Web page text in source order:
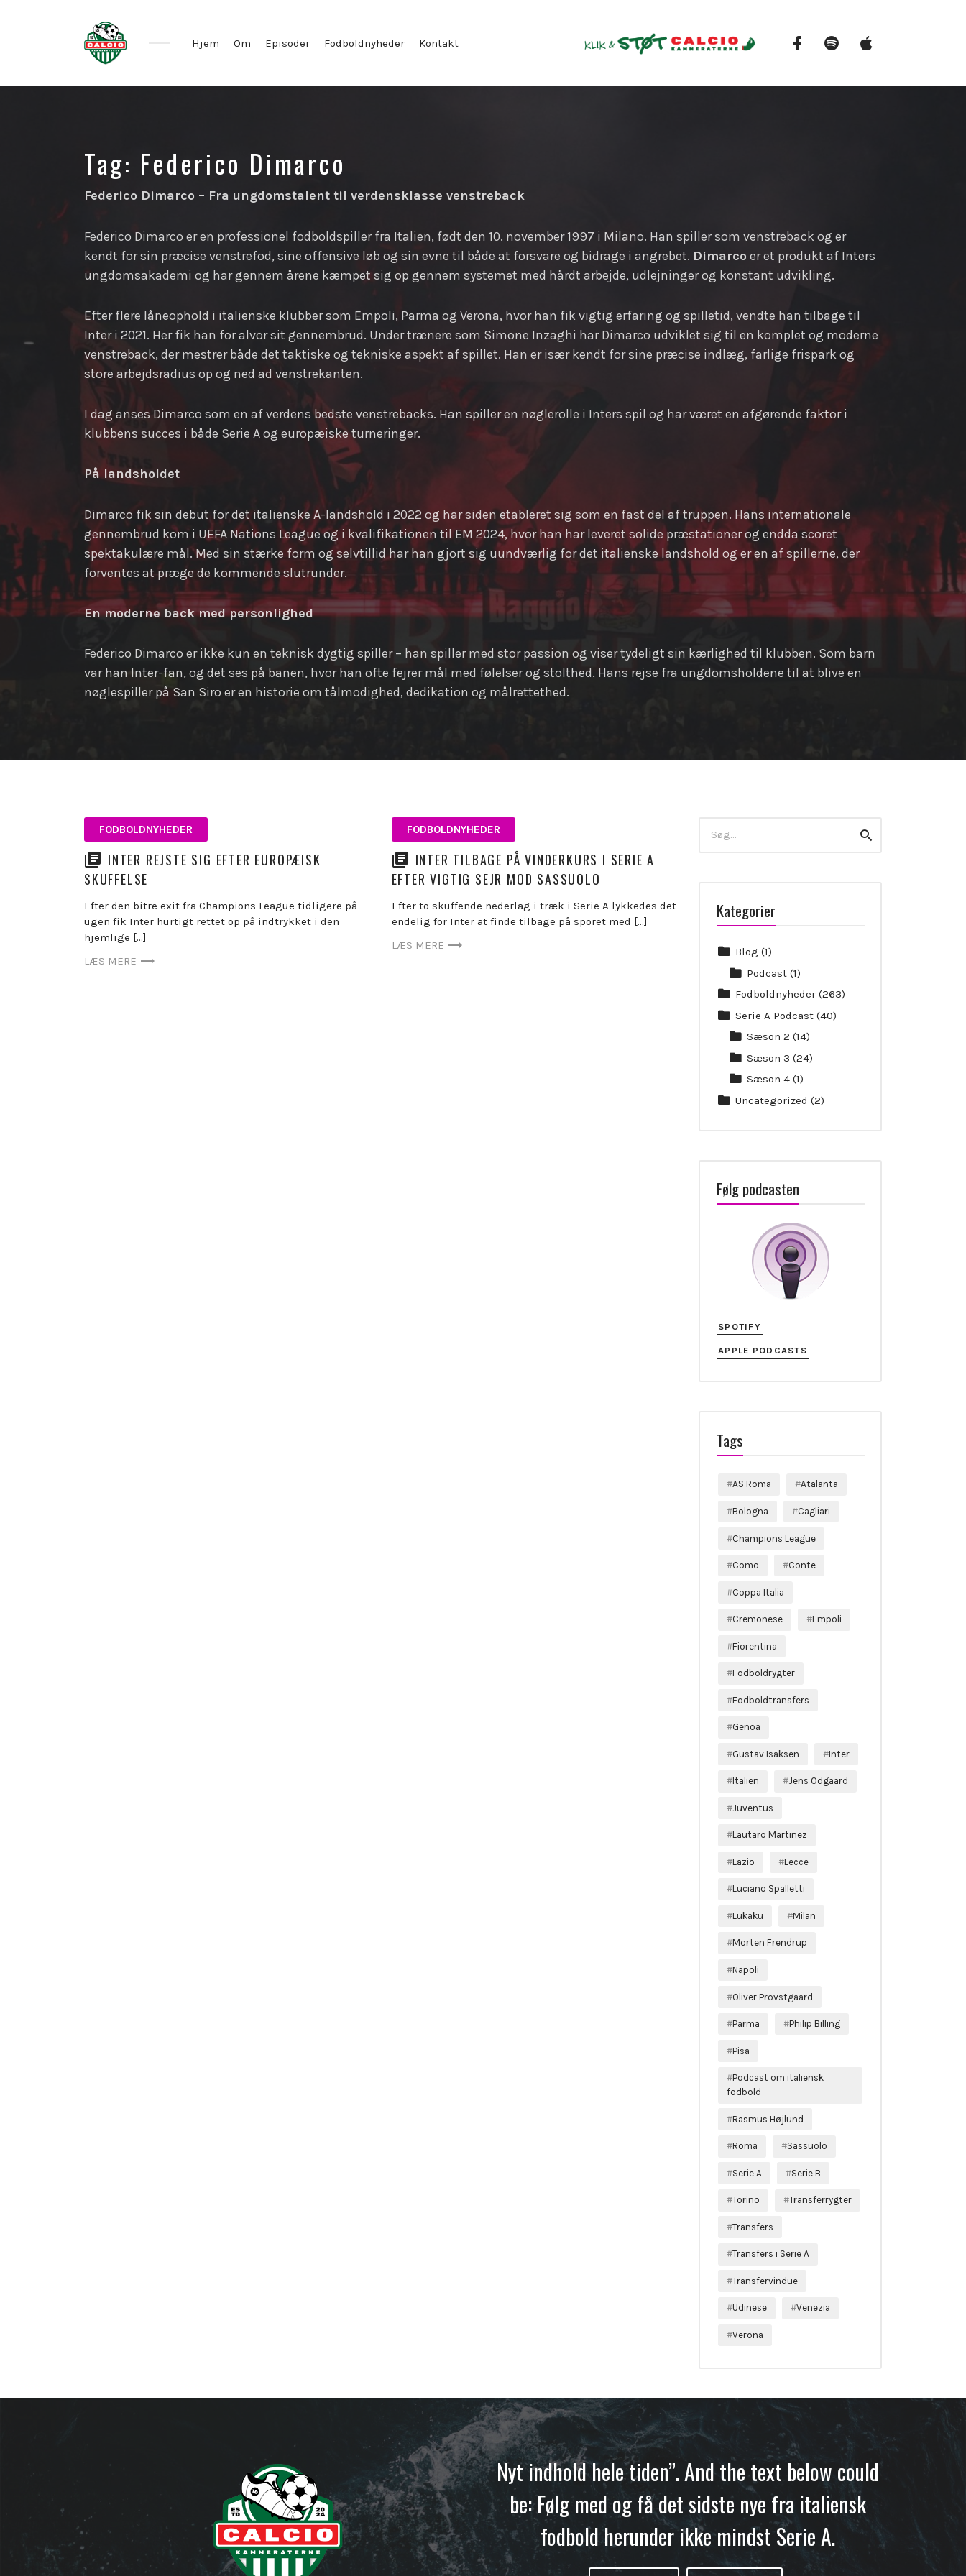
Hjem Om Episoder Fodboldnyheder Kontakt FacebookSpotify
Tag: Federico Dimarco
Federico Dimarco – Fra ungdomstalent til verdensklasse venstreback
Federico Dimarco er en professionel fodboldspiller fra Italien, født den 10. november 1997 i Milano. Han spiller som venstreback og er
kendt for sin præcise venstrefod, sine offensive løb og sin evne til både at forsvare og bidrage i angrebet. Dimarco er et produkt af Inters
ungdomsakademi og har gennem årene kæmpet sig op gennem systemet med hårdt arbejde, udlejninger og konstant udvikling.
Efter flere låneophold i italienske klubber som Empoli, Parma og Verona, hvor han fik vigtig erfaring og spilletid, vendte han tilbage til
Inter i 2021. Her fik han for alvor sit gennembrud. Under trænere som Simone Inzaghi har Dimarco udviklet sig til en komplet og moderne
venstreback, der mestrer både det taktiske og tekniske aspekt af spillet. Han er især kendt for sine præcise indlæg, farlige frispark og
store arbejdsradius op og ned ad venstrekanten.
I dag anses Dimarco som en af verdens bedste venstrebacks. Han spiller en nøglerolle i Inters spil og har været en afgørende faktor i
klubbens succes i både Serie A og europæiske turneringer.
På landsholdet
Dimarco fik sin debut for det italienske A-landshold i 2022 og har siden etableret sig som en fast del af truppen. Hans internationale
gennembrud kom i UEFA Nations League og i kvalifikationen til EM 2024, hvor han har leveret solide præstationer og endda scoret
spektakulære mål. Med sin stærke form og selvtillid har han gjort sig uundværlig for det italienske landshold og er en af spillerne, der
forventes at præge de kommende slutrunder.
En moderne back med personlighed
Federico Dimarco er ikke kun en teknisk dygtig spiller – han spiller med stor passion og viser tydeligt sin kærlighed til klubben. Som barn
var han Inter-fan, og det ses på banen, hvor han ofte fejrer mål med følelser og stolthed. Hans rejse fra ungdomsholdene til at blive en
nøglespiller på San Siro er en historie om tålmodighed, dedikation og målrettethed.
FODBOLDNYHEDER
INTER REJSTE SIG EFTER EUROPÆISK
SKUFFELSE
Efter den bitre exit fra Champions League tidligere på
ugen fik Inter hurtigt rettet op på indtrykket i den
hjemlige […]
LÆS MERE
FODBOLDNYHEDER
INTER TILBAGE PÅ VINDERKURS I SERIE A
EFTER VIGTIG SEJR MOD SASSUOLO
Efter to skuffende nederlag i træk i Serie A lykkedes det
endelig for Inter at finde tilbage på sporet med […]
LÆS MERE
for:
Search
Kategorier
Blog (1)
Podcast (1)
Fodboldnyheder(263)
Serie A Podcast(40)
Sæson 2 (14)
Sæson 3 (24)
Sæson 4 (1)
Uncategorized (2)
Følg podcasten
SPOTIFY
APPLE PODCASTS
Tags
AS Roma Atalanta
Bologna Cagliari
Champions League
Como Conte
Coppa Italia
Cremonese Empoli
Fiorentina
Fodboldrygter
Fodboldtransfers
Genoa
Gustav Isaksen Inter
Italien Jens Odgaard
Juventus
Lautaro Martinez
Lazio Lecce
Luciano Spalletti
Lukaku Milan
Morten Frendrup
Napoli
Oliver Provstgaard
Parma Philip Billing
Pisa
Podcast om italiensk
fodbold
Rasmus Højlund
Roma Sassuolo
Serie A Serie B
Torino Transferrygter
Transfers
Transfers i Serie A
Transfervindue
Udinese Venezia
Verona
Nyt indhold hele tiden”. And the text below could
be: Følg med og få det sidste nye fra italiensk
fodbold herunder ikke mindst Serie A.